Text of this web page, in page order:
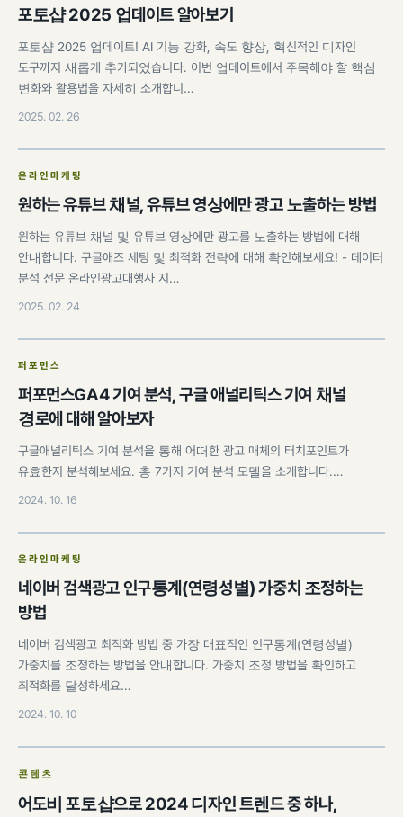
포토샵 2025 업데이트 알아보기
포토샵 2025 업데이트! AI 기능 강화, 속도 향상, 혁신적인 디자인
도구까지 새롭게 추가되었습니다. 이번 업데이트에서 주목해야 할 핵심
변화와 활용법을 자세히 소개합니…
2025. 02. 26
온라인마케팅
원하는 유튜브 채널, 유튜브 영상에만 광고 노출하는 방법
원하는 유튜브 채널 및 유튜브 영상에만 광고를 노출하는 방법에 대해
안내합니다. 구글애즈 세팅 및 최적화 전략에 대해 확인해보세요! - 데이터
분석 전문 온라인광고대행사 지…
2025. 02. 24
퍼포먼스
퍼포먼스GA4 기여 분석, 구글 애널리틱스 기여 채널
경로에 대해 알아보자
구글애널리틱스 기여 분석을 통해 어떠한 광고 매체의 터치포인트가
유효한지 분석해보세요. 총 7가지 기여 분석 모델을 소개합니다.…
2024. 10. 16
온라인마케팅
네이버 검색광고 인구통계(연령성별) 가중치 조정하는
방법
네이버 검색광고 최적화 방법 중 가장 대표적인 인구통계(연령성별)
가중치를 조정하는 방법을 안내합니다. 가중치 조정 방법을 확인하고
최적화를 달성하세요…
2024. 10. 10
콘텐츠
어도비 포토샵으로 2024 디자인 트렌드 중 하나,